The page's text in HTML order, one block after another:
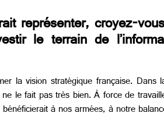
représenter, croyez-
le terrain de
la vision stratégique française. Dans
le fait pas très bien. À force de
à nos armées, à notre